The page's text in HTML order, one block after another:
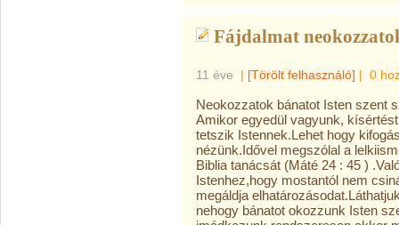
Fájdalmat
11 éve | [Törölt felhasználó] | 0
Neokozzatok bánatot Isten szent
Amikor egyedül vagyunk,
tetszik Istennek.Lehet hogy
nézünk.Idővel megszólal a
Biblia tanácsát (Máté 24 : 45 )
Istenhez,hogy mostantól nem
megáldja
nehogy bánatot okozzunk Isten